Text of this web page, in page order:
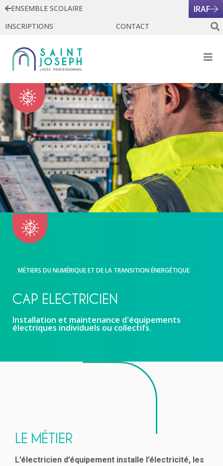
ENSEMBLE SCOLAIRE IRAF
INSCRIPTIONS CONTACT
MÉTIERS DU NUMÉRIQUE ET DE LA TRANSITION ÉNERGÉTIQUE
CAP ELECTRICIEN
Installation et maintenance d'équipements
électriques individuels ou collectifs.
LE MÉTIER
L’électricien d’équipement installe l’électricité, les